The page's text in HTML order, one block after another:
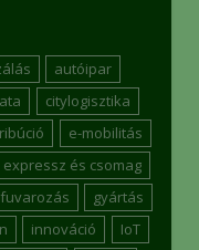
autóipar
citylogisztika
e-mobilitás
expressz és csomag
fuvarozás
gyártás
innováció
IoT